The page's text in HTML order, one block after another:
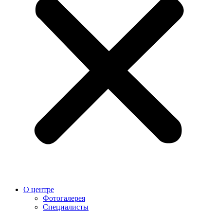
О центре
Фотогалерея
Специалисты